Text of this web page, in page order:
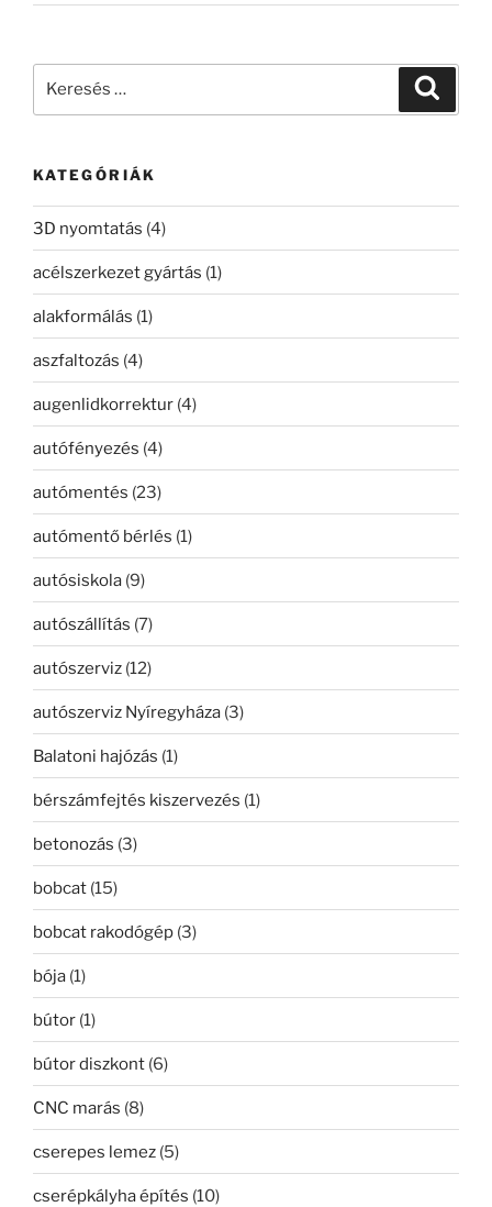
KATEGÓRIÁK
3D nyomtatás (4)
acélszerkezet gyártás (1)
alakformálás (1)
aszfaltozás (4)
augenlidkorrektur (4)
autófényezés (4)
autómentés (23)
autómentő bérlés (1)
autósiskola (9)
autószállítás (7)
autószerviz (12)
autószerviz Nyíregyháza (3)
Balatoni hajózás (1)
bérszámfejtés kiszervezés (1)
betonozás (3)
bobcat (15)
bobcat rakodógép (3)
bója (1)
bútor (1)
bútor diszkont (6)
CNC marás (8)
cserepes lemez (5)
cserépkályha építés (10)